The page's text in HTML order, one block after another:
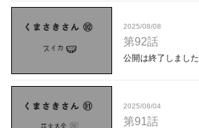
2025/08/08
第92話
公開は終了しました
2025/08/04
第91話